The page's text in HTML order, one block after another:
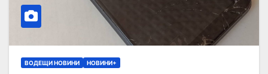
ВОДЕЩИ НОВИНИ НОВИНИ+